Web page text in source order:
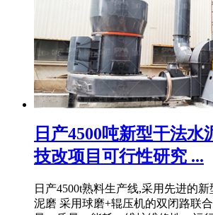
日产4500吨新型干法水
技改项目可行性研究 ...
日产4500t熟料生产线,采用先进的
泥磨 采用球磨+辊压机的双闭路联